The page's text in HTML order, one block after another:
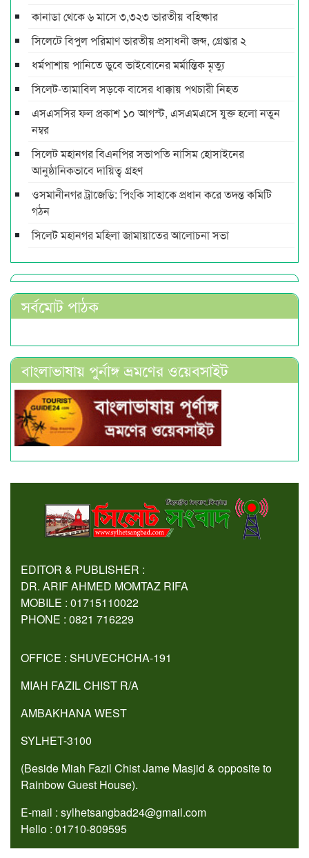
কানাডা থেকে ৬ মাসে ৩,৩২৩ ভারতীয় বহিষ্কার
সিলেটে বিপুল পরিমাণ ভারতীয় প্রসাধনী জব্দ, গ্রেপ্তার ২
ধর্মপাশায় পানিতে ডুবে ভাইবোনের মর্মান্তিক মৃত্যু
সিলেট-তামাবিল সড়কে বাসের ধাক্কায় পথচারী নিহত
এসএসসির ফল প্রকাশ ১০ আগস্ট, এসএমএসে যুক্ত হলো নতুন
নম্বর
সিলেট মহানগর বিএনপির সভাপতি নাসিম হোসাইনের
আনুষ্ঠানিকভাবে দায়িত্ব গ্রহণ
ওসমানীনগর ট্রাজেডি: পিংকি সাহাকে প্রধান করে তদন্ত কমিটি
গঠন
সিলেট মহানগর মহিলা জামায়াতের আলোচনা সভা
সর্বমোট পাঠক
বাংলাভাষায় পুর্নাঙ্গ ভ্রমণের ওয়েবসাইট
EDITOR & PUBLISHER :
DR. ARIF AHMED MOMTAZ RIFA
MOBILE : 01715110022
PHONE : 0821 716229
OFFICE : SHUVECHCHA-191
MIAH FAZIL CHIST R/A
AMBAKHANA WEST
SYLHET-3100
(Beside Miah Fazil Chist Jame Masjid & opposite to
Rainbow Guest House).
E-mail : sylhetsangbad24@gmail.com
Hello : 01710-809595